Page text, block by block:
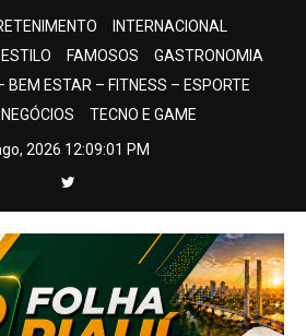
INTERNACIONAL
ESTILO FAMOSOS
GASTRONOMIA
BEM ESTAR – FITNESS – ESPORTE
TECNO E GAME
2026 12:09:02 PM